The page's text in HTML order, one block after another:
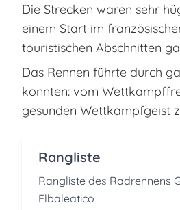
Die Strecken waren sehr
einem Start im
touristischen Abschnitten
Das Rennen führte durch
konnten: vom
gesunden Wettkampfgeist
Rangliste
Rangliste des Radrennens
Elbaleatico